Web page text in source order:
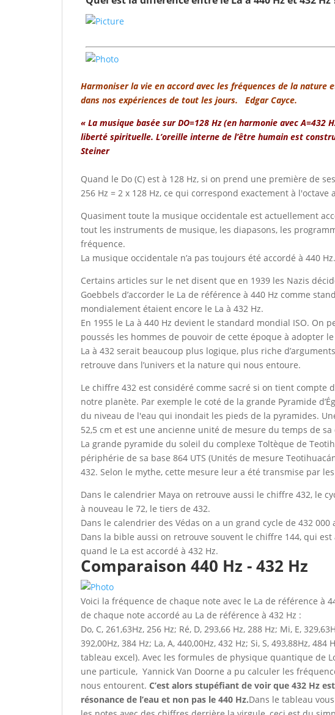
Harmoniser la vie en accord avec les fréquences de la nature
dans nos expériences de tout les jours. Edgar Cayce.
« La musique basée sur DO=128 Hz (en harmonie avec A=432
liberté spirituelle. L’oreille interne de l’être humain est
Steiner
Quand le Do (C) est à 128 Hz, si on prend une première de
256 Hz = 2 x 128 Hz, ce qui correspond exactement à l'octave
Quasiment toute la musique occidentale est actuellement
tout les instruments de musique, les diapasons, les
fréquence.
La musique occidentale n’a pas toujours été accordé à 440 Hz.
Certains articles sur le net disent que en 1939 les Nazis
Goebbels d’accorder le La de référence à 440 Hz comme
mondialement étaient encore le La à 432 Hz.
En 1955 le La à 440 Hz devient le standard mondial ISO.
poussés les hommes de pouvoir de cette époque à adopter
La à 432 serait beaucoup plus logique, plus riche
retrouve dans l’univers et la nature qui nous entoure.
Le chiffre 432 est considéré comme sacré si on tient
notre planète. Par exemple le coté de la grande Pyramide
du niveau de l'eau qui inondait les pieds de la pyramides.
52,5 cm et est une ancienne unité de mesure du temps de
La grande pyramide du soleil du complexe Toltèque de
périphérie de sa base 864 UTS (Unités de mesure
432. Selon le mythe, cette mesure leur a été transmise par
Dans le calendrier Maya on retrouve aussi le chiffre 432, le
à nouveau le 72, le tiers de 432.
Dans le calendrier des Védas on a un grand cycle de 432 000
Dans la bible aussi on retrouve souvent le chiffre 144, qui
quand le La est accordé à 432 Hz.
Comparaison 440 Hz - 432 Hz
Voici la fréquence de chaque note avec le La de référence à
de chaque note accordé au La de référence à 432 Hz :
Do, C, 261,63Hz, 256 Hz; Ré, D, 293,66 Hz, 288 Hz; Mi, E,
392,00Hz, 384 Hz; La, A, 440,00Hz, 432 Hz; Si, S, 493,88Hz,
tableau excel). Avec les formules de physique quantique de
une particule, Yannick Van Doorne a pu calculer les
nous entourent. C’est alors stupéfiant de voir que 432 Hz
résonance de l’eau et non pas le 440 Hz.Dans le tableau